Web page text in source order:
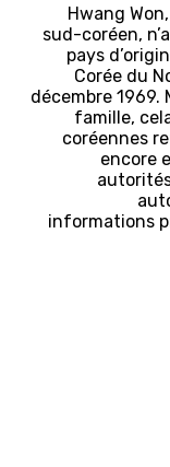
Hwang
sud-coréen,
pays
Corée du
décembre 1969.
famille,
coréennes
encore
informations